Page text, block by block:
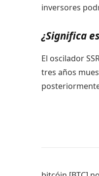
inversores
¿Significa
El oscilador
tres años